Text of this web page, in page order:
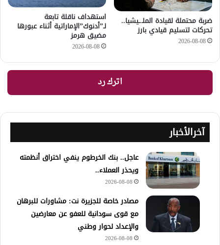
ضربة محتملة لقيادة الملـ.ـيشيا..
تحركات لتسليم قيادي بارز
2026-08-08
استهداف ناقلة تابعة
لـ”أدنوك”الإماراتية أثناء عبورها
مضيق هرمز
2026-08-08
اترك رد
آخرالأخبار
عاجل.. بنك الخرطوم ينفي اختراق أنظمته
ويحذر العملاء..
2026-08-08
مصادر خاصة للجزيرة نت: مشاورات للبرهان
مع قوى سودانية للعفو عن معارضين
والإعداد لحوار وطني
2026-08-08